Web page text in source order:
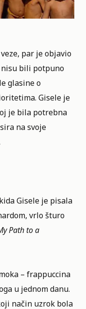
par je objavio
nisu bili potpuno
glasine o
Gisele je
je bila potrebna
na svoje
Gisele je pisala
vrlo šturo
Path to a
– frappuccina
u jednom danu.
način uzrok bola